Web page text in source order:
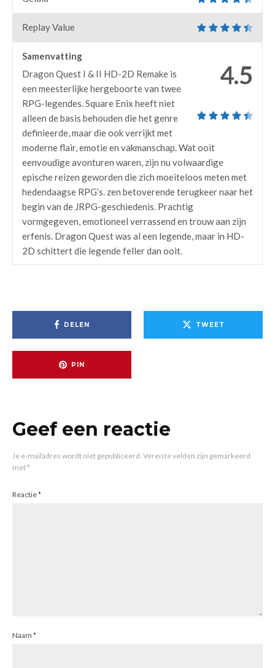
Replay Value
4.5
Samenvatting
Dragon Quest I & II HD-2D Remake is
een meesterlijke hergeboorte van twee
RPG-legendes. Square Enix heeft niet
alleen de basis behouden die het genre
definieerde, maar die ook verrijkt met
moderne flair, emotie en vakmanschap. Wat ooit
eenvoudige avonturen waren, zijn nu volwaardige
epische reizen geworden die zich moeiteloos meten met
hedendaagse RPG’s. zen betoverende terugkeer naar het
begin van de JRPG-geschiedenis. Prachtig
vormgegeven, emotioneel verrassend en trouw aan zijn
erfenis. Dragon Quest was al een legende, maar in HD-
2D schittert die legende feller dan ooit.
DELEN TWEET
PIN
Geef een reactie
Je e-mailadres wordt niet gepubliceerd. Vereiste velden zijn gemarkeerd
met*
Reactie*
Naam *